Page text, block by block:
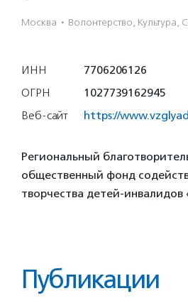
Москва · Волонтерство, Культура,
ИНН
7706206126
ОГРН
1027739162945
Веб-сайт
https://
Региональный
общественный фонд
творчества детей-инвалидов
Публикации